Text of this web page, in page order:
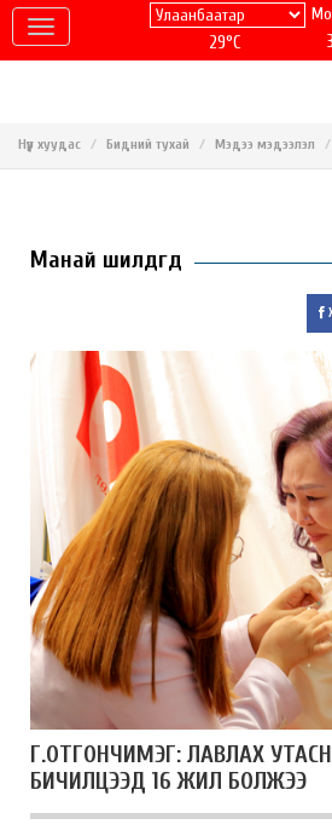
29°C
Нүүр хуудас Бидний тухай Мэдээ мэдээлэл
Манай шилдгүүд
Г.ОТГОНЧИМЭГ: ЛАВЛАХ
БИЧИЛЦЭЭД 16 ЖИЛ БОЛЖЭЭ